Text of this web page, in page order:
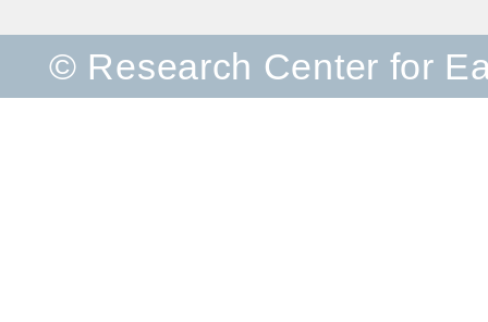
© Research Center for